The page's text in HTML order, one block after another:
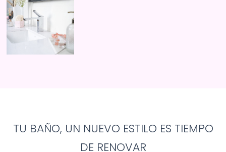
TU BAÑO, UN NUEVO ESTILO ES TIEMPO
DE RENOVAR